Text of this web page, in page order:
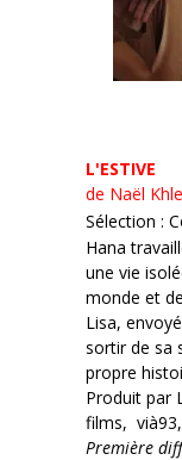
L'ESTIVE
de Naël
Sélection :
Hana
une vie
monde et
Lisa,
sortir de sa
propre
Produit par
films,
Première